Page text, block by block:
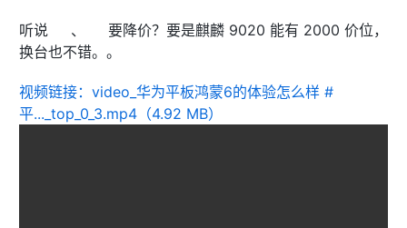
听说 🍎、🌹 要降价？要是麒麟 9020 能有 2000 价位，
换台也不错。。
视频链接：video_华为平板鸿蒙6的体验怎么样 #
平..._top_0_3.mp4（4.92 MB）